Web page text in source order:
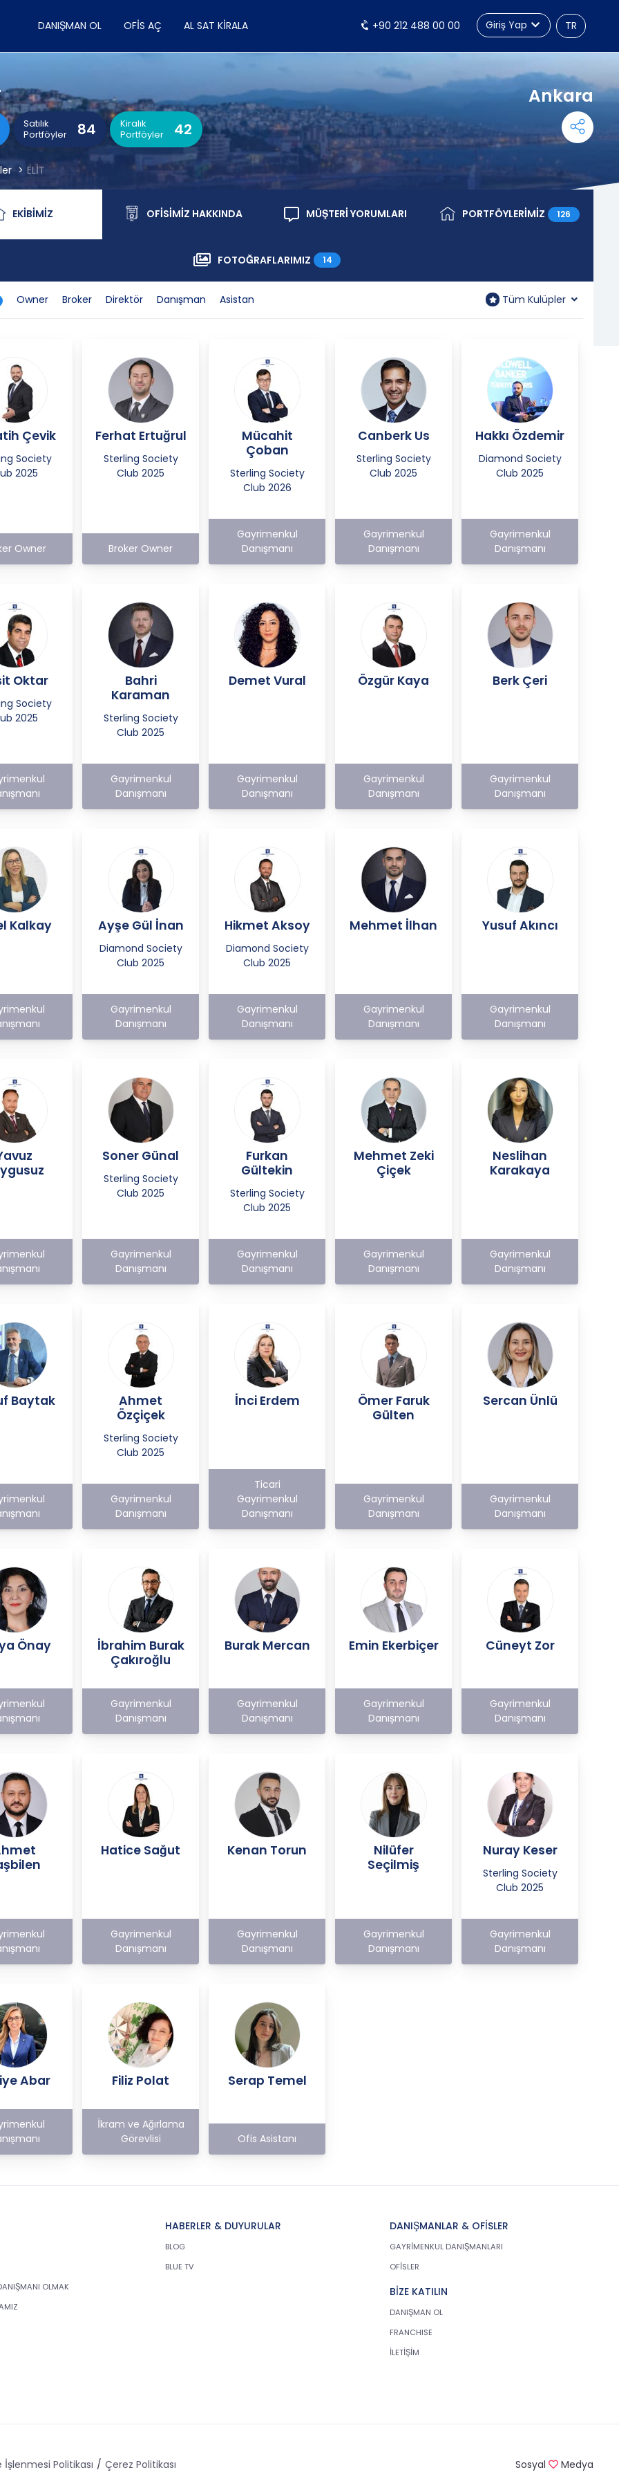
TR
DANIŞMAN OL OFIS AÇ AL SAT KIRALA +90 212 488 00 00 Giriş Yap
Satılık
Portföyler
84
Kiralık
Portföyler
42
ELİT
Ankara
Ekibimiz
EKİBİMİZ Ofisimiz Hakkında
OFİSİMİZ HAKKINDA Müşteri Yorumları
MÜŞTERİ YORUMLARI Portföylerimiz
PORTFÖYLERİMİZ 126
Fotoğraflarımız
FOTOĞRAFLARIMIZ 14
Owner Broker Direktör Danışman Asistan Tüm Kulüpler
Çevik
Society
2025
Owner
Ferhat Ertuğrul
Sterling Society
Club 2025
Broker Owner
Mücahit
Çoban
Sterling Society
Club 2026
Gayrimenkul
Danışmanı
Canberk Us
Sterling Society
Club 2025
Gayrimenkul
Danışmanı
Hakkı Özdemir
Diamond Society
Club 2025
Gayrimenkul
Danışmanı
Oktar
Society
2025
Bahri
Karaman
Sterling Society
Club 2025
Gayrimenkul
Danışmanı
Demet Vural
Gayrimenkul
Danışmanı
Özgür Kaya
Gayrimenkul
Danışmanı
Berk Çeri
Gayrimenkul
Danışmanı
Kalkay Ayşe Gül İnan
Diamond Society
Club 2025
Gayrimenkul
Danışmanı
Hikmet Aksoy
Diamond Society
Club 2025
Gayrimenkul
Danışmanı
Mehmet İlhan
Gayrimenkul
Danışmanı
Yusuf Akıncı
Gayrimenkul
Danışmanı
Soner Günal
Sterling Society
Club 2025
Gayrimenkul
Danışmanı
Furkan
Gültekin
Sterling Society
Club 2025
Gayrimenkul
Danışmanı
Mehmet Zeki
Çiçek
Gayrimenkul
Danışmanı
Neslihan
Karakaya
Gayrimenkul
Danışmanı
Baytak
Ahmet
Özçiçek
Sterling Society
Club 2025
Gayrimenkul
Danışmanı
İnci Erdem
Ticari
Gayrimenkul
Danışmanı
Ömer Faruk
Gülten
Gayrimenkul
Danışmanı
Sercan Ünlü
Gayrimenkul
Danışmanı
Önay
İbrahim Burak
Çakıroğlu
Gayrimenkul
Danışmanı
Burak Mercan
Gayrimenkul
Danışmanı
Emin Ekerbiçer
Gayrimenkul
Danışmanı
Cüneyt Zor
Gayrimenkul
Danışmanı
Hatice Sağut
Gayrimenkul
Danışmanı
Kenan Torun
Gayrimenkul
Danışmanı
Nilüfer
Seçilmiş
Gayrimenkul
Danışmanı
Nuray Keser
Sterling Society
Club 2025
Gayrimenkul
Danışmanı
Abar Filiz Polat
İkram ve Ağırlama
Görevlisi
Serap Temel
Ofis Asistanı
OLMAK
HABERLER & DUYURULAR
BLOG
BLUE TV
DANIŞMANLAR & OFİSLER
GAYRİMENKUL DANIŞMANLARI
OFİSLER
BİZE KATILIN
DANIŞMAN OL
FRANCHISE
İLETİŞİM
İşlenmesi Politikası Çerez Politikası Sosyal Medya